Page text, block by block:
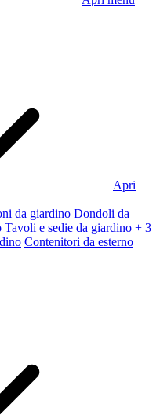
Apri
da giardino Dondoli da
Tavoli e sedie da giardino + 3
Contenitori da esterno